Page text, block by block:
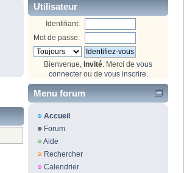
Utilisateur
Identifiant:
Mot de passe:
Bienvenue, Invité . Merci de vous
connecterou de vous inscrire
Menu forum
Accueil
Forum
Aide
Rechercher
Calendrier